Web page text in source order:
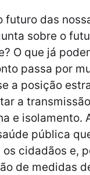
futuro das
sobre o
O que já
passa por
a posição
a
e isolamento.
pública
cidadãos e,
de medidas